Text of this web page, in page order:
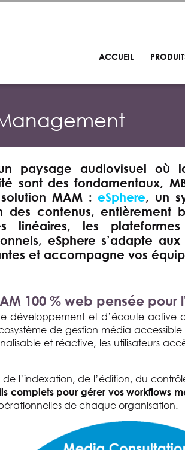
ACCUEIL
paysage audiovisuel où
sont des fondamentaux,
MAM:eSphere, un
des contenus, entièrement
linéaires, les
eSphere s’adapte
et accompagne vos
100 % web pensée pour
développement et d’écoute active
de gestion média
et réactive, les utilisateurs
l’indexation, de l’édition, du
complets pour gérer vos workflows
de chaque organisation.